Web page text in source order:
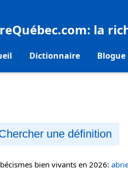
: la
Dictionnaire Blogue
une définition
bien vivants en 2026: